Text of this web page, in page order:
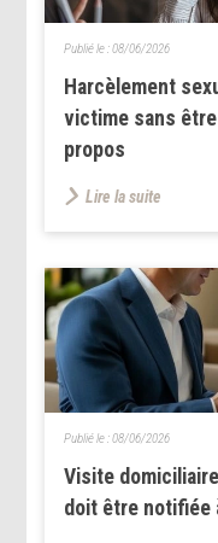
Harcèlement
victime sans
propos
Publié le :08/06/2026
Lire la suite
Visite
doit être notifiée
Publié le :08/06/2026